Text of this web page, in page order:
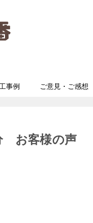
事例 ご意見・ご感想
お客様の声